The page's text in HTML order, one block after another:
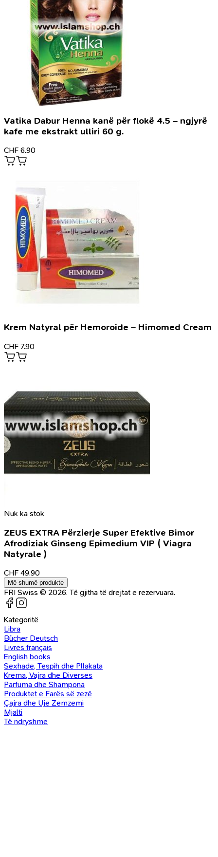
Vatika Dabur Henna kanë për flokë 4.5 – ngjyrë
kafe me ekstrakt ulliri 60 g.
CHF 6.90
Krem Natyral për Hemoroide – Himomed Cream
CHF 7.90
Nuk ka stok
ZEUS EXTRA Përzierje Super Efektive Bimor
Afrodiziak Ginseng Epimedium VIP ( Viagra
Natyrale )
CHF 49.90
Më shumë produkte
FRI Swiss © 2026. Të gjitha të drejtat e rezervuara.
Kategoritë
Libra
Bücher Deutsch
Livres français
English books
Sexhade, Tespih dhe Pllakata
Krema, Vajra dhe Diverses
Parfuma dhe Shampona
Produktet e Farës së zezë
Çajra dhe Uje Zemzemi
Mjalti
Të ndryshme